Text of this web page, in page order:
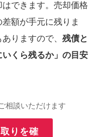
できます。売却価格
額が手元に残りま
りますので、 残債と
くら残るか」の目安
相談いただけます
りを確